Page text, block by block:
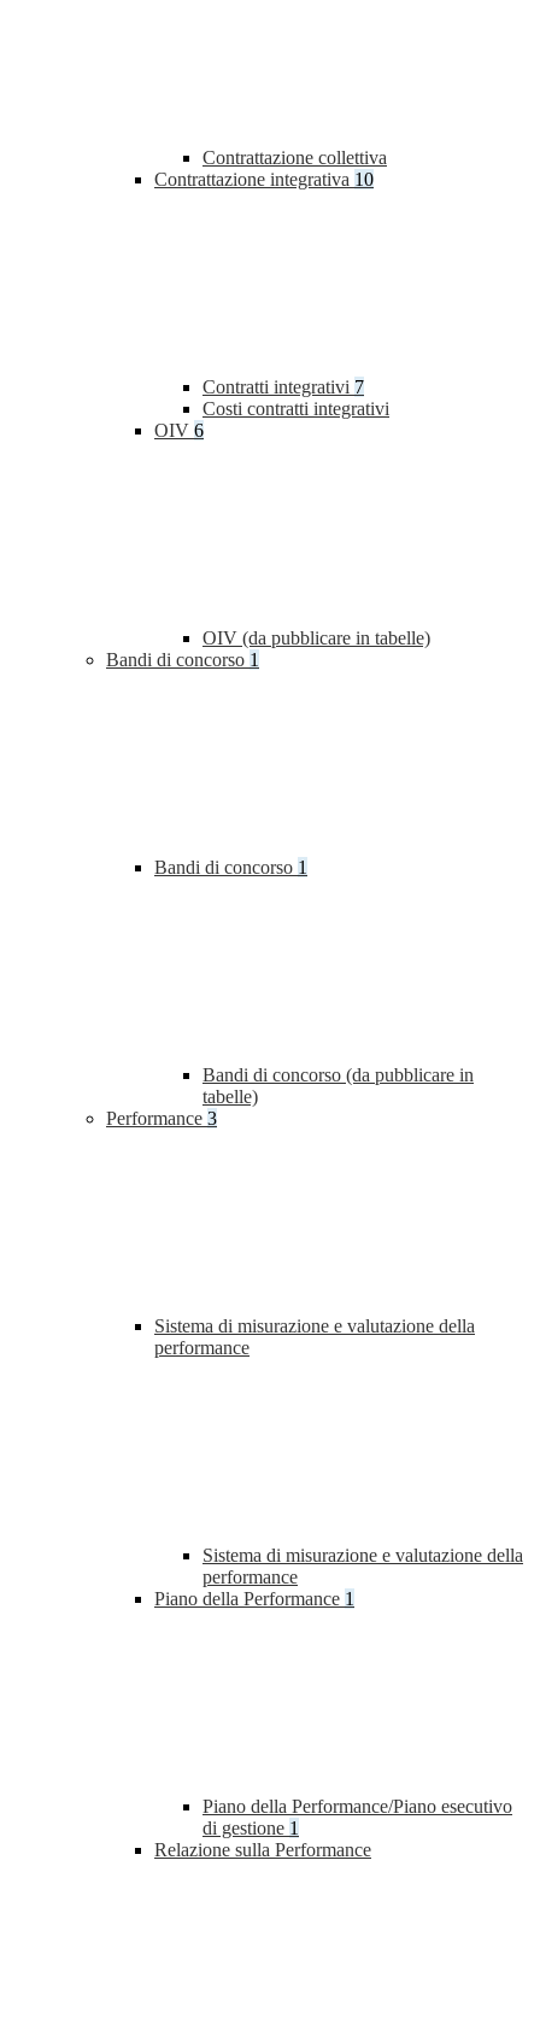
Contrattazione collettiva
Contrattazione integrativa 10
Contratti integrativi 7
Costi contratti integrativi
OIV 6
OIV (da pubblicare in tabelle)
Bandi di concorso 1
Bandi di concorso 1
Bandi di concorso (da pubblicare in
tabelle)
Performance 3
Sistema di misurazione e valutazione della
performance
Sistema di misurazione e valutazione della
performance
Piano della Performance 1
Piano della Performance/Piano esecutivo
di gestione 1
Relazione sulla Performance